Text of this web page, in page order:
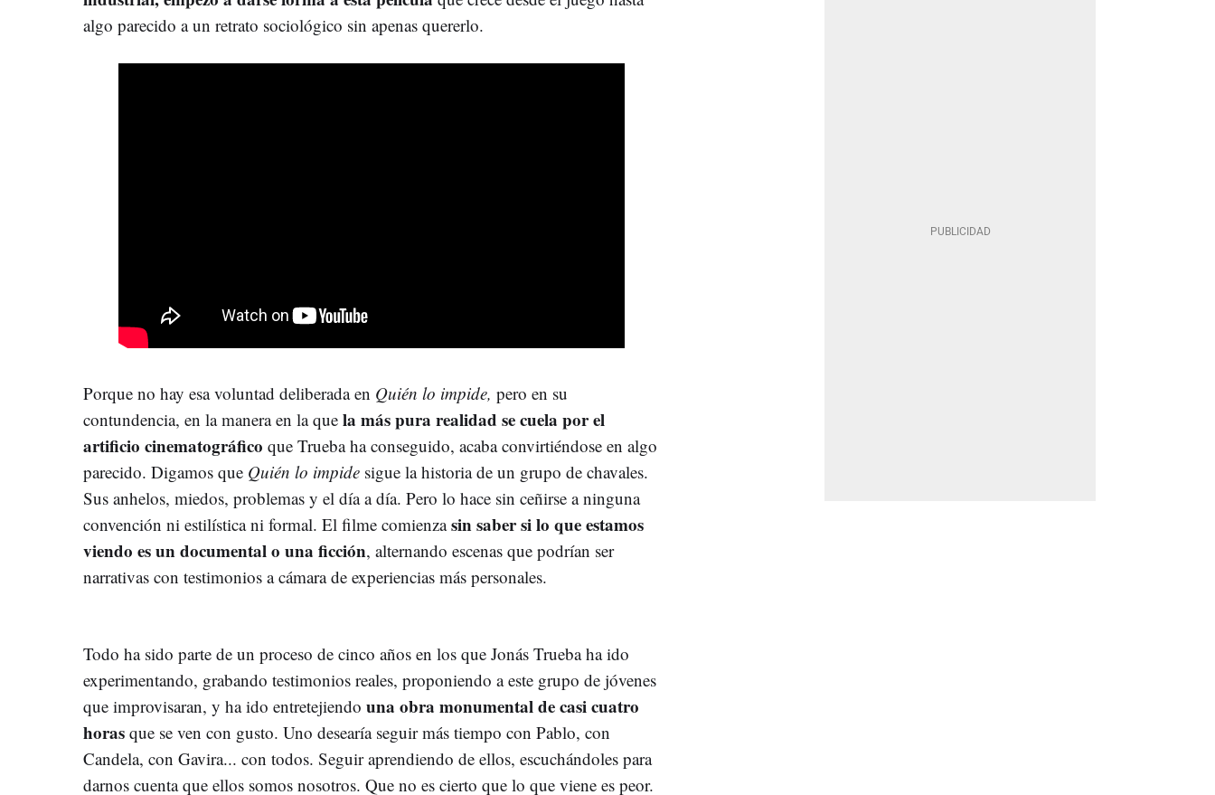
algo parecido a un retrato sociológico sin apenas quererlo.
Porque no hay esa voluntad deliberada en Quién lo impide, pero en su
contundencia, en la manera en la que la más pura realidad se cuela por el
artificio cinematográfico que Trueba ha conseguido, acaba convirtiéndose en algo
parecido. Digamos que Quién lo impide sigue la historia de un grupo de chavales.
Sus anhelos, miedos, problemas y el día a día. Pero lo hace sin ceñirse a ninguna
convención ni estilística ni formal. El filme comienzasin saber si lo que estamos
viendo es un documental o una ficción, alternando escenas que podrían ser
narrativas con testimonios a cámara de experiencias más personales.
Todo ha sido parte de un proceso de cinco años en los que Jonás Trueba ha ido
experimentando, grabando testimonios reales, proponiendo a este grupo de jóvenes
que improvisaran, y ha ido entretejiendo una obra monumental de casi cuatro
horas que se ven con gusto. Uno desearía seguir más tiempo con Pablo, con
Candela, con Gavira... con todos. Seguir aprendiendo de ellos, escuchándoles para
darnos cuenta que ellos somos nosotros. Que no es cierto que lo que viene es peor.